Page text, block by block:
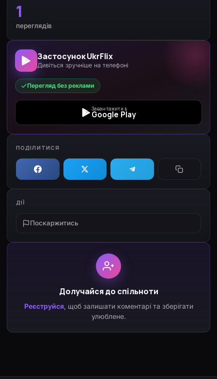
1
переглядів
Застосунок UkrFlix
Дивіться зручніше на телефоні
Перегляд без реклами
Завантажити в
Google Play
ПОДІЛИТИСЯ
ДІЇ
Поскаржитись
Долучайся до спільноти
Реєструйся, щоб залишати коментарі та зберігати
улюблене.